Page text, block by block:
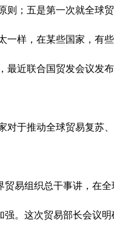
；五是第一次就全球
样，在某些国家，有
近联合国贸发会议发
于推动全球贸易复苏、
易组织总干事讲，在全
。这次贸易部长会议